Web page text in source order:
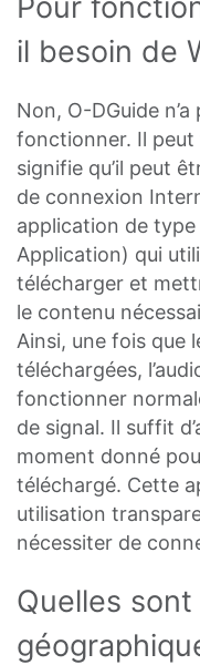
il besoin de
Non, O-DGuide
fonctionner. Il
signifie qu’il peut
de connexion
application de type
Application) qui
télécharger et
le contenu
Ainsi, une fois que
téléchargées,
fonctionner
de signal. Il suffit
moment donné
téléchargé. Cette
utilisation
nécessiter de
Quelles